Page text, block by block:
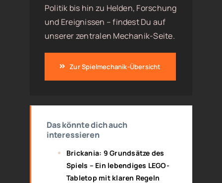
Politik bis hin zu Helden, Forschung
und Ereignissen – findest Du auf
unserer zentralen Mechanik-Seite.
Zur Spielmechanik-Übersicht
Das könnte dich auch
interessieren
Brickania: 9 Grundsätze des
Spiels – Ein lebendiges LEGO-
Tabletop mit klaren Regeln